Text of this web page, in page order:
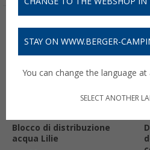
-9%
Blocco di distribuzione
acqua Lilie
STAY ON WWW.BERGER-
You can change the language
SELECT ANOTHER